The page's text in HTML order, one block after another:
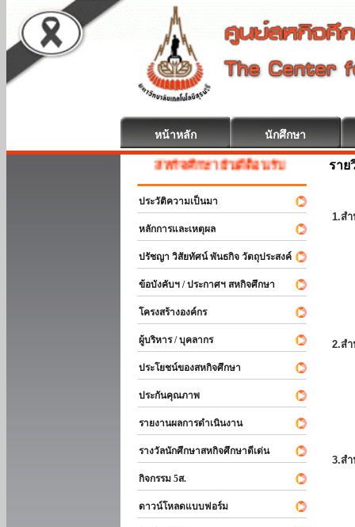
หน้าหลัก นักศึกษา
สหกิจศึกษา ยินดีต้อนรับ
ประวัติความเป็นมา
หลักการและเหตุผล
ปรัชญา วิสัยทัศน์ พันธกิจ วัตถุประสงค์
ข้อบังคับฯ / ประกาศฯ สหกิจศึกษา
โครงสร้างองค์กร
ผู้บริหาร / บุคลากร
ประโยชน์ของสหกิจศึกษา
ประกันคุณภาพ
รายงานผลการดำเนินงาน
รางวัลนักศึกษาสหกิจศึกษาดีเด่น
กิจกรรม 5ส.
ดาวน์โหลดแบบฟอร์ม
ราย
1.ส
2.ส
3.ส